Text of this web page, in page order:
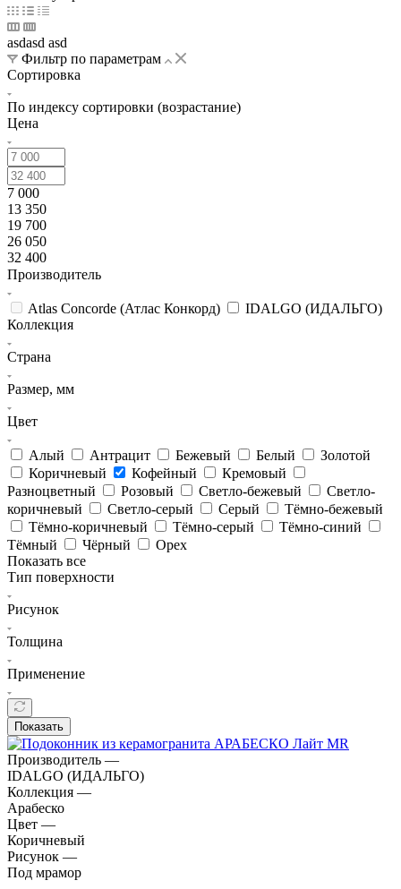
asdasd asd
Фильтр по параметрам
Сортировка
По индексу сортировки (возрастание)
Цена
7 000
13 350
19 700
26 050
32 400
Производитель
Atlas Concorde (Атлас Конкорд)
IDALGO (ИДАЛЬГО)
Коллекция
Страна
Размер, мм
Цвет
Алый Антрацит Бежевый Белый
Золотой
Коричневый
Кофейный
Кремовый
Разноцветный
Розовый Светло-бежевый
Светло-
коричневый
Светло-серый Серый
Тёмно-бежевый
Тёмно-коричневый
Тёмно-серый
Тёмно-синий
Тёмный
Чёрный
Орех
Показать все
Тип поверхности
Рисунок
Толщина
Применение
Показать
Производитель —
IDALGO (ИДАЛЬГО)
Коллекция —
Арабеско
Цвет —
Коричневый
Рисунок —
Под мрамор